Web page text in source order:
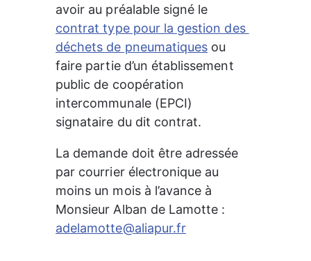
avoir au préalable signé le
contrat type pour la gestion des
déchets de pneumatiques ou
faire partie d’un établissement
public de coopération
intercommunale (EPCI)
signataire du dit contrat.
La demande doit être adressée
par courrier électronique au
moins un mois à l’avance à
Monsieur Alban de Lamotte :
adelamotte@aliapur.fr